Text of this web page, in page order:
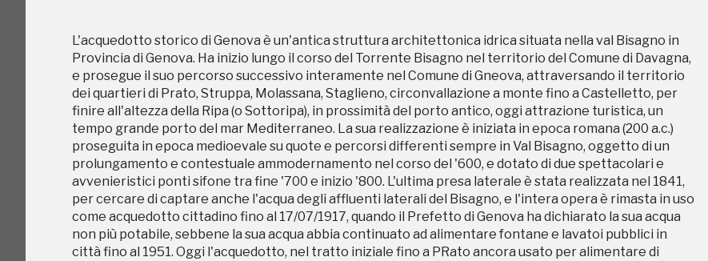
L'acquedotto storico di Genova è un'antica struttura architettonica idrica situata nella val Bisagno in
Provincia di Genova. Ha inizio lungo il corso del Torrente Bisagno nel territorio del Comune di Davagna,
e prosegue il suo percorso successivo interamente nel Comune di Gneova, attraversando il territorio
dei quartieri di Prato, Struppa, Molassana, Staglieno, circonvallazione a monte fino a Castelletto, per
finire all'altezza della Ripa (o Sottoripa), in prossimità del porto antico, oggi attrazione turistica, un
tempo grande porto del mar Mediterraneo. La sua realizzazione è iniziata in epoca romana (200 a.c.)
proseguita in epoca medioevale su quote e percorsi differenti sempre in Val Bisagno, oggetto di un
prolungamento e contestuale ammodernamento nel corso del '600, e dotato di due spettacolari e
avvenieristici ponti sifone tra fine '700 e inizio '800. L'ultima presa laterale è stata realizzata nel 1841,
per cercare di captare anche l'acqua degli affluenti laterali del Bisagno, e l'intera opera è rimasta in uso
come acquedotto cittadino fino al 17/07/1917, quando il Prefetto di Genova ha dichiarato la sua acqua
non più potabile, sebbene la sua acqua abbia continuato ad alimentare fontane e lavatoi pubblici in
città fino al 1951. Oggi l'acquedotto, nel tratto iniziale fino a PRato ancora usato per alimentare di
città fino al 1951. Oggi l'acquedotto, nel tratto iniziale fino a PRato ancora usato per alimentare di
acqua la città attraverso le moderne tubazioni che continuano a prelevare acqua dal torrente Bisagno
e usano l'antico manufatto quale cavedio di transito) si configura come un percorso pedonale lungo
circa ventotto chilometri, in uno scenario rilevante sotto moltissimi punti di vista: dalle architetture
civili e monumentali di cui abbiamo esempio nel ponte canale sul rio Torbido o nel portale del Barabino
alla Rovinata, all'archeologia industriale del ponte Sifone sul Geirato e del suo gemello sul Veilino, dalle
passeggiate nel verde del tratto Pino sottano - Trensasco alla gola di Fossato Cicala, alla scoperta delle
varie frazioni tra Prato e Struppa, in Val Geirato lungo l'affascinante tratto dell'acquedotto
seicentesco precedente alla realizzazione del Ponte Sifone sul Geirato, all'architettura sacra con le
chiese di San Siro di Struppa, Molassana Alta e San Bartolomeo di Staglieno e agli Oratori di San Rocco
e di San Bartolomeo di Staglieno (spesso associate a spelndide pavimentazioni tradizionali "a risseu"
realizzate con ciottoli bianchi e neri raccolti sulla costa ligure), scoprendo continuamente come
l'acquedotto si è trasformato e mimetizzato giungendo nel centro cittadino.